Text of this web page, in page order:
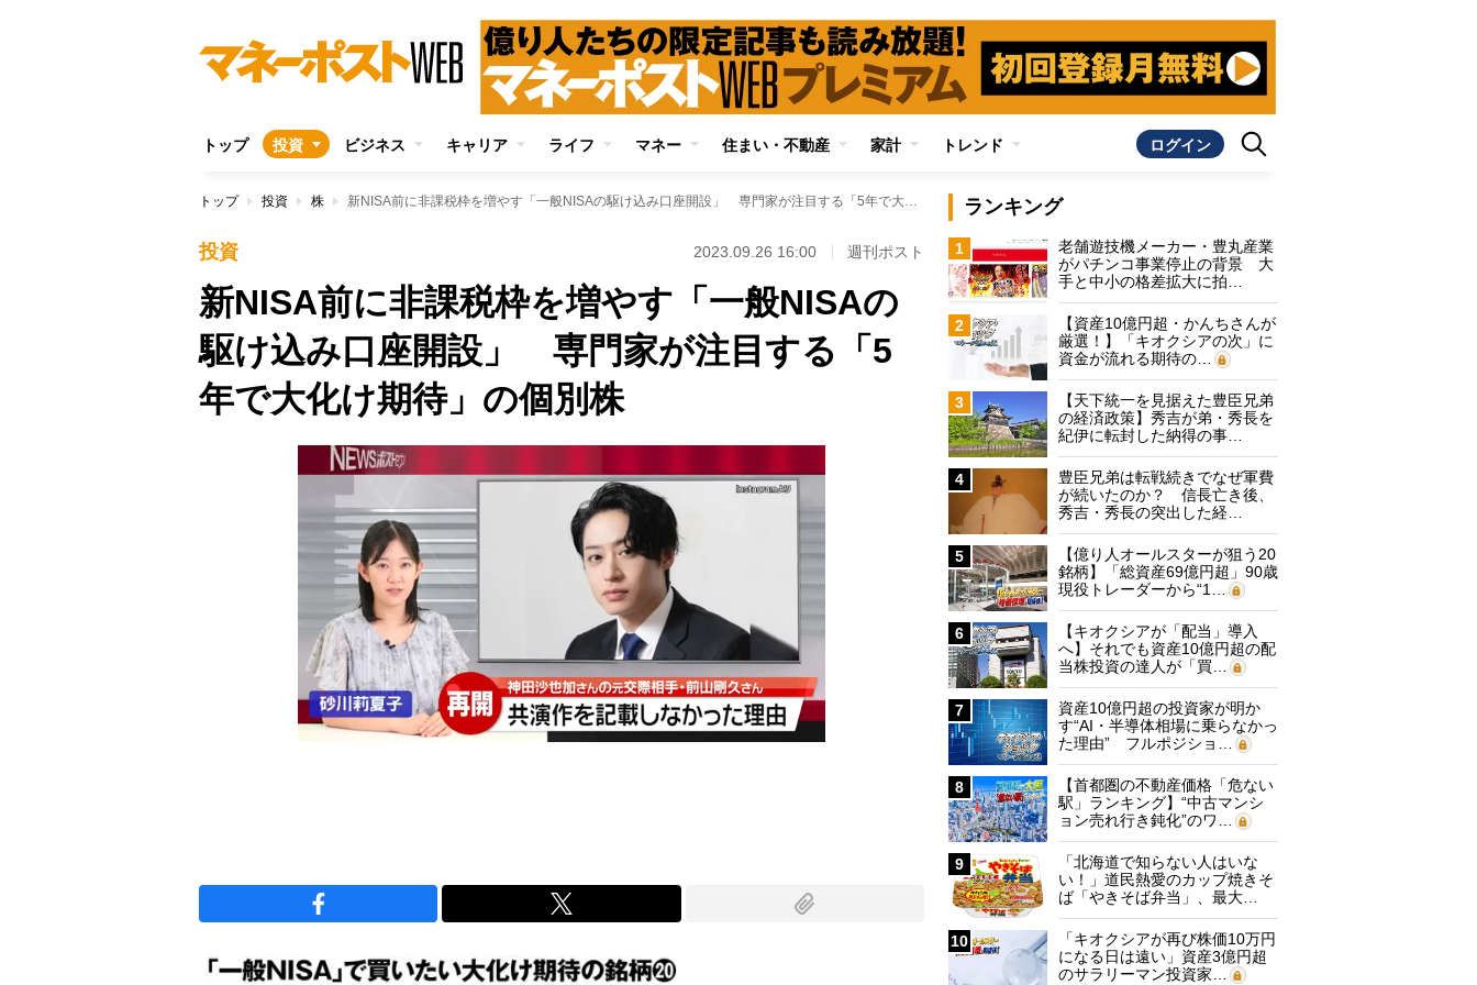
トップ 投資 ビジネス キャリア ライフ マネー 住まい・不動産 家計 トレンド ログイン
トップ 投資 株 新NISA前に非課税枠を増やす「一般NISAの駆け込み口座開設」 専門家が注目する「5年で大化け期待」の個別株
投資 2023.09.26 16:00 週刊ポスト
新NISA前に非課税枠を増やす「一般NISAの
駆け込み口座開設」 専門家が注目する「5
年で大化け期待」の個別株
ランキング
1
老舗遊技機メーカー・豊丸産業
がパチンコ事業停止の背景 大
手と中小の格差拡大に拍…
2
【資産10億円超・かんちさんが
厳選！】「キオクシアの次」に
資金が流れる期待の…
3
【天下統一を見据えた豊臣兄弟
の経済政策】秀吉が弟・秀長を
紀伊に転封した納得の事…
4
豊臣兄弟は転戦続きでなぜ軍費
が続いたのか？ 信長亡き後、
秀吉・秀長の突出した経…
5
【億り人オールスターが狙う20
銘柄】「総資産69億円超」90歳
現役トレーダーから“1…
6
【キオクシアが「配当」導入
へ】それでも資産10億円超の配
当株投資の達人が「買…
7
資産10億円超の投資家が明か
す“AI・半導体相場に乗らなかっ
た理由” フルポジショ…
8
【首都圏の不動産価格「危ない
駅」ランキング】“中古マンシ
ョン売れ行き鈍化”のワ…
9
「北海道で知らない人はいな
い！」道民熱愛のカップ焼きそ
ば「やきそば弁当」、最大…
10
「キオクシアが再び株価10万円
になる日は遠い」資産3億円超
のサラリーマン投資家…